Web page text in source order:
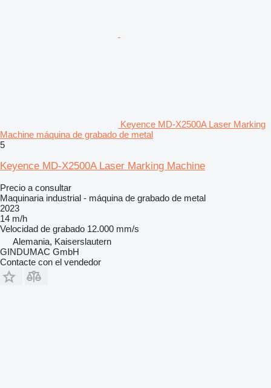
Keyence MD-X2500A Laser Marking
Machine máquina de grabado de metal
5
Keyence MD-X2500A Laser Marking Machine
Precio a consultar
Maquinaria industrial - máquina de grabado de metal
2023
14 m/h
Velocidad de grabado 12.000 mm/s
Alemania, Kaiserslautern
GINDUMAC GmbH
Contacte con el vendedor